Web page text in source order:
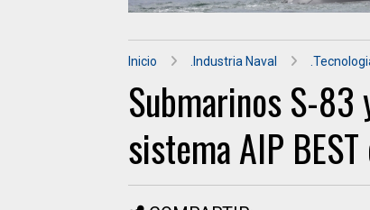
Inicio .Industria Naval
Submarinos S-83
sistema AIP